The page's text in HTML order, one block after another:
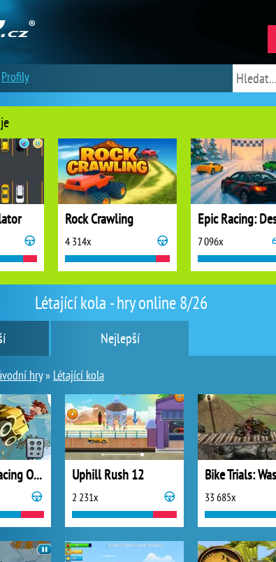
Létající kola - hry online 8/26
Nejlepší
hry» Létající kola
Hill Climb Racing Online Uphill Rush 12
2 231x
Bike Trials:
33 685x
Rock Crawling
4 314x 7 096x
Profily